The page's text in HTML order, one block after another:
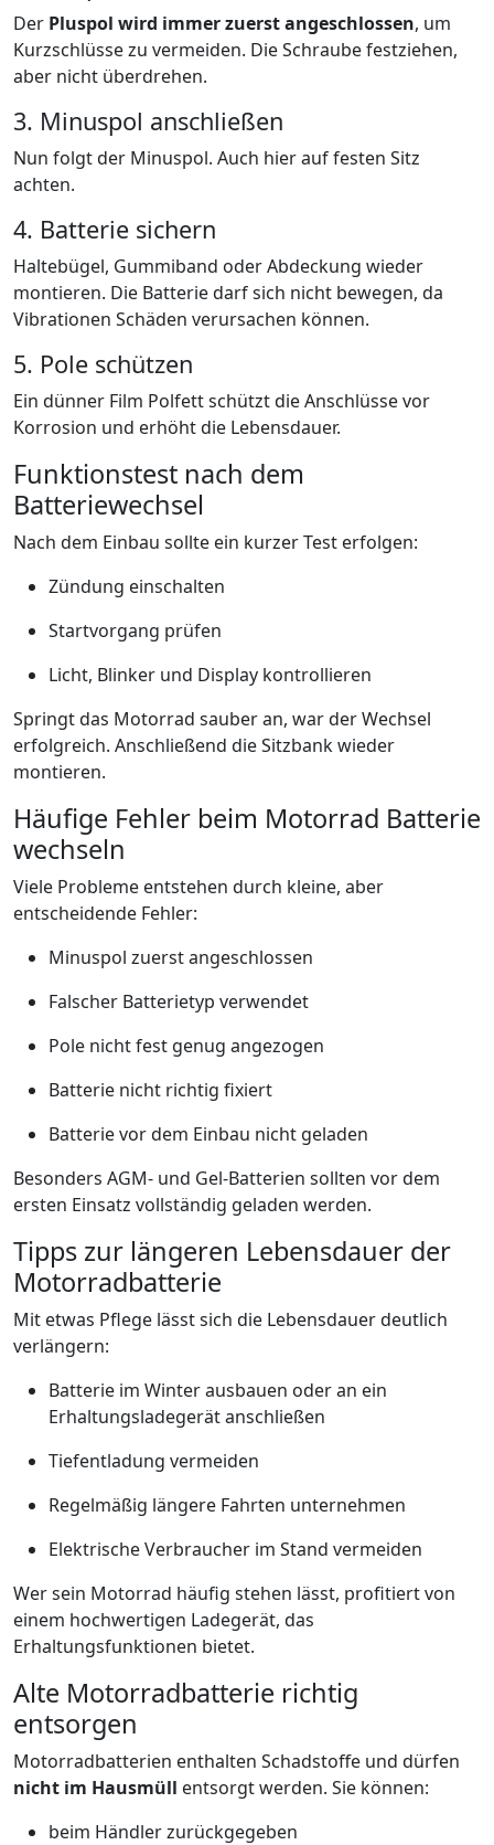
Der Pluspol wird immer zuerst angeschlossen, um
Kurzschlüsse zu vermeiden. Die Schraube festziehen,
aber nicht überdrehen.
3. Minuspol anschließen
Nun folgt der Minuspol. Auch hier auf festen Sitz
achten.
4. Batterie sichern
Haltebügel, Gummiband oder Abdeckung wieder
montieren. Die Batterie darf sich nicht bewegen, da
Vibrationen Schäden verursachen können.
5. Pole schützen
Ein dünner Film Polfett schützt die Anschlüsse vor
Korrosion und erhöht die Lebensdauer.
Funktionstest nach dem
Batteriewechsel
Nach dem Einbau sollte ein kurzer Test erfolgen:
Zündung einschalten
Startvorgang prüfen
Licht, Blinker und Display kontrollieren
Springt das Motorrad sauber an, war der Wechsel
erfolgreich. Anschließend die Sitzbank wieder
montieren.
Häufige Fehler beim Motorrad Batterie
wechseln
Viele Probleme entstehen durch kleine, aber
entscheidende Fehler:
Minuspol zuerst angeschlossen
Falscher Batterietyp verwendet
Pole nicht fest genug angezogen
Batterie nicht richtig fixiert
Batterie vor dem Einbau nicht geladen
Besonders AGM- und Gel-Batterien sollten vor dem
ersten Einsatz vollständig geladen werden.
Tipps zur längeren Lebensdauer der
Motorradbatterie
Mit etwas Pflege lässt sich die Lebensdauer deutlich
verlängern:
Batterie im Winter ausbauen oder an ein
Erhaltungsladegerät anschließen
Tiefentladung vermeiden
Regelmäßig längere Fahrten unternehmen
Elektrische Verbraucher im Stand vermeiden
Wer sein Motorrad häufig stehen lässt, profitiert von
einem hochwertigen Ladegerät, das
Erhaltungsfunktionen bietet.
Alte Motorradbatterie richtig
entsorgen
Motorradbatterien enthalten Schadstoffe und dürfen
nicht im Hausmüll entsorgt werden. Sie können:
beim Händler zurückgegeben